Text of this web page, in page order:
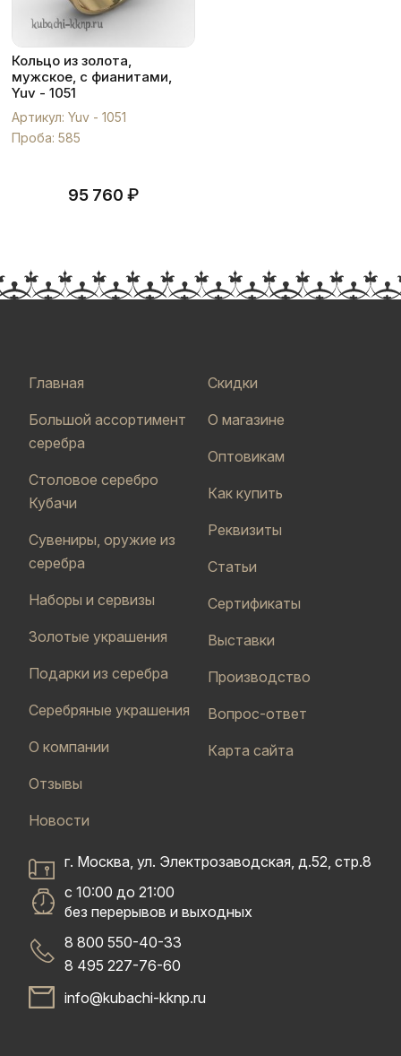
Кольцо из золота,
мужское, с фианитами,
Yuv - 1051
Артикул: Yuv - 1051
Проба: 585
95 760 ₽
Главная
Большой ассортимент
серебра
Столовое серебро
Кубачи
Сувениры, оружие из
серебра
Наборы и сервизы
Золотые украшения
Подарки из серебра
Серебряные украшения
О компании
Отзывы
Новости
Скидки
О магазине
Оптовикам
Как купить
Реквизиты
Статьи
Сертификаты
Выставки
Производство
Вопрос-ответ
Карта сайта
г. Москва, ул. Электрозаводская, д.52, стр.8
с 10:00 до 21:00
без перерывов и выходных
8 800 550-40-33
8 495 227-76-60
info@kubachi-kknp.ru